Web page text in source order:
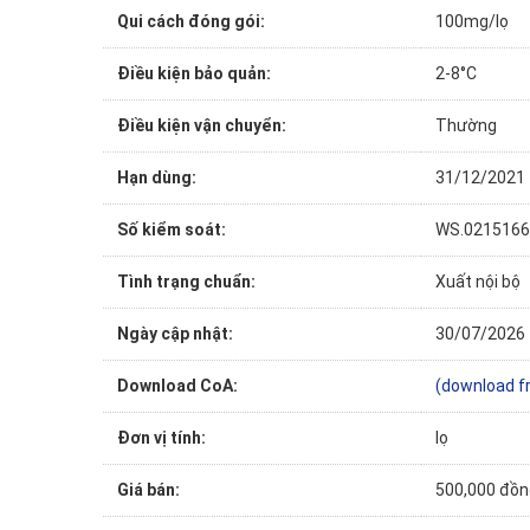
Qui cách đóng gói: 100mg/lọ
Điều kiện bảo quản: 2-8°C
Điều kiện vận chuyển: Thường
Hạn dùng: 31/12/2021
Số kiểm soát:
Tình trạng chuẩn: Xuất nội bộ
Ngày cập nhật: 30/07/2026
Download CoA: (download
Đơn vị tính: lọ
Giá bán: 500,000